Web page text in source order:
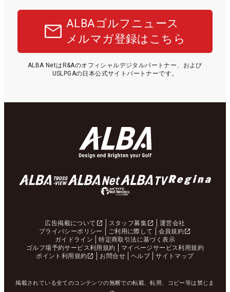
ALBAゴルフニュース
メルマガ登録はこちら
ALBA NetはR&Aのオフィシャルデジタルパートナー、および
USLPGAの日本公式サイトパートナーです。
広告掲載について スタッフ募集
運営会社
プライバシーポリシー
ご利用に際して
会員規約
ガイドライン
特定商取引法に基づく表示
ゴルフ場予約サービス利用規約
マイページサービス利用規約
ポイント利用規約
お問合せ ヘルプ サイトマップ
掲載されている全てのコンテンツの無断での転載、転用、コピー等は禁じま